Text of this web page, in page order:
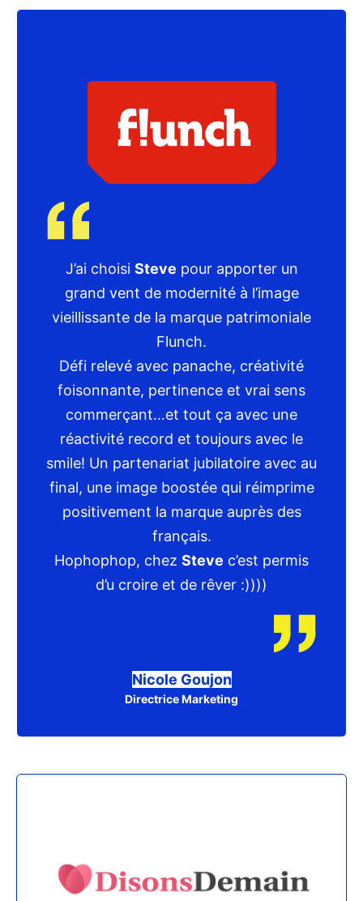
J’ai choisi Steve pour apporter un
grand vent de modernité à l’image
vieillissante de la marque patrimoniale
Flunch.
Défi relevé avec panache, créativité
foisonnante, pertinence et vrai sens
commerçant…et tout ça avec une
réactivité record et toujours avec le
smile! Un partenariat jubilatoire avec au
final, une image boostée qui réimprime
positivement la marque auprès des
français.
Hophophop, chez Steve c’est permis
d’u croire et de rêver :))))
Nicole Goujon
Directrice Marketing